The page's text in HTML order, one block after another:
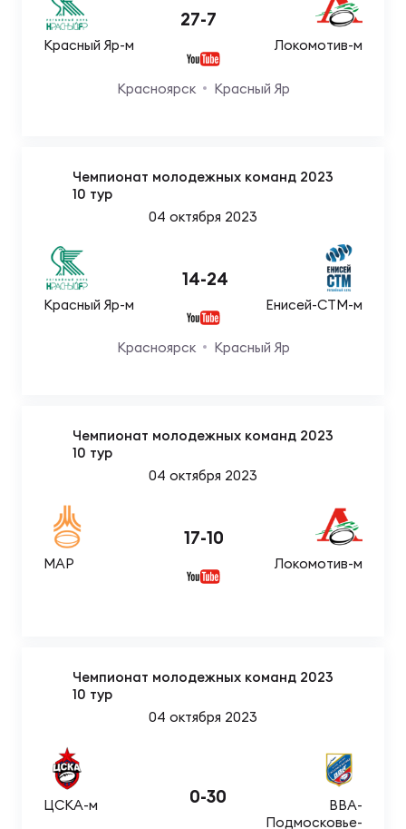
Красный Яр-м
27-7
Локомотив-м
Красноярск Красный Яр
Чемпионат молодежных команд 2023
10 тур
04 октября 2023
Красный Яр-м
14-24
Енисей-СТМ-м
Красноярск Красный Яр
Чемпионат молодежных команд 2023
10 тур
04 октября 2023
МАР
17-10
Локомотив-м
Чемпионат молодежных команд 2023
10 тур
04 октября 2023
ЦСКА-м 0-30
ВВА-
Подмосковье-